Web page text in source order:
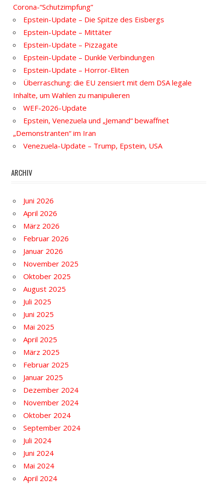
Corona-“Schutzimpfung”
Epstein-Update – Die Spitze des Eisbergs
Epstein-Update – Mittäter
Epstein-Update – Pizzagate
Epstein-Update – Dunkle Verbindungen
Epstein-Update – Horror-Eliten
Überraschung: die EU zensiert mit dem DSA legale
Inhalte, um Wahlen zu manipulieren
WEF-2026-Update
Epstein, Venezuela und „Jemand“ bewaffnet
„Demonstranten“ im Iran
Venezuela-Update – Trump, Epstein, USA
ARCHIV
Juni 2026
April 2026
März 2026
Februar 2026
Januar 2026
November 2025
Oktober 2025
August 2025
Juli 2025
Juni 2025
Mai 2025
April 2025
März 2025
Februar 2025
Januar 2025
Dezember 2024
November 2024
Oktober 2024
September 2024
Juli 2024
Juni 2024
Mai 2024
April 2024